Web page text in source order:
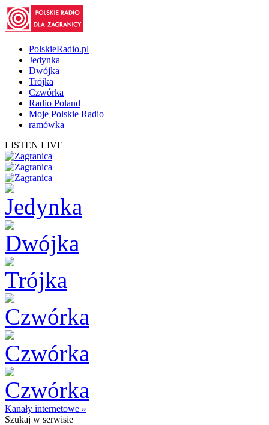
PolskieRadio.pl
Jedynka
Dwójka
Trójka
Czwórka
Radio Poland
Moje Polskie Radio
ramówka
LISTEN LIVE
Kanały internetowe »
Szukaj w serwisie